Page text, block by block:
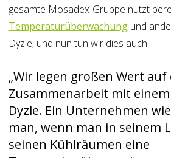
gesamte Mosadex-Gruppe nutzt
Temperaturüberwachungund
Dyzle, und nun tun wir dies auch.
„Wir legen großen Wert auf
Zusammenarbeit mit
Dyzle. Ein Unternehmen
man, wenn man in seinem
seinen Kühlräumen eine